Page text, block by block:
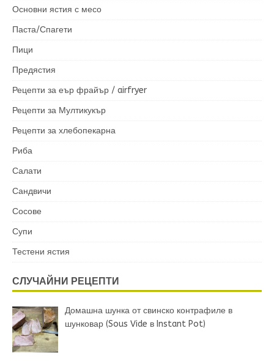
Основни ястия с месо
Паста/Спагети
Пици
Предястия
Рецепти за еър фрайър / airfryer
Рецепти за Мултикукър
Рецепти за хлебопекарна
Риба
Салати
Сандвичи
Сосове
Супи
Тестени ястия
СЛУЧАЙНИ РЕЦЕПТИ
Домашна шунка от свинско контрафиле в
шунковар (Sous Vide в Instant Pot)